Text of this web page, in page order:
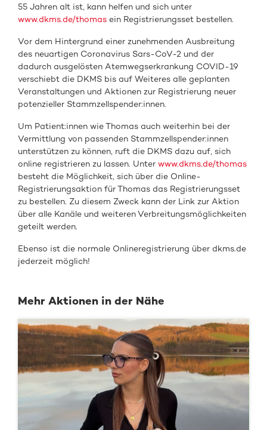
55 Jahren alt ist, kann helfen und sich unter
www.dkms.de/thomas ein Registrierungsset bestellen.
Vor dem Hintergrund einer zunehmenden Ausbreitung
des neuartigen Coronavirus Sars-CoV-2 und der
dadurch ausgelösten Atemwegserkrankung COVID-19
verschiebt die DKMS bis auf Weiteres alle geplanten
Veranstaltungen und Aktionen zur Registrierung neuer
potenzieller Stammzellspender:innen.
Um Patient:innen wie Thomas auch weiterhin bei der
Vermittlung von passenden Stammzellspender:innen
unterstützen zu können, ruft die DKMS dazu auf, sich
online registrieren zu lassen. Unterwww.dkms.de/thomas
besteht die Möglichkeit, sich über die Online-
Registrierungsaktion für Thomas das Registrierungsset
zu bestellen. Zu diesem Zweck kann der Link zur Aktion
über alle Kanäle und weiteren Verbreitungsmöglichkeiten
geteilt werden.
Ebenso ist die normale Onlineregistrierung über dkms.de
jederzeit möglich!
Mehr Aktionen in der Nähe